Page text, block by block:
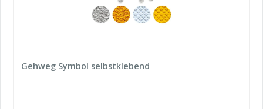
Gehweg Symbol selbstklebend